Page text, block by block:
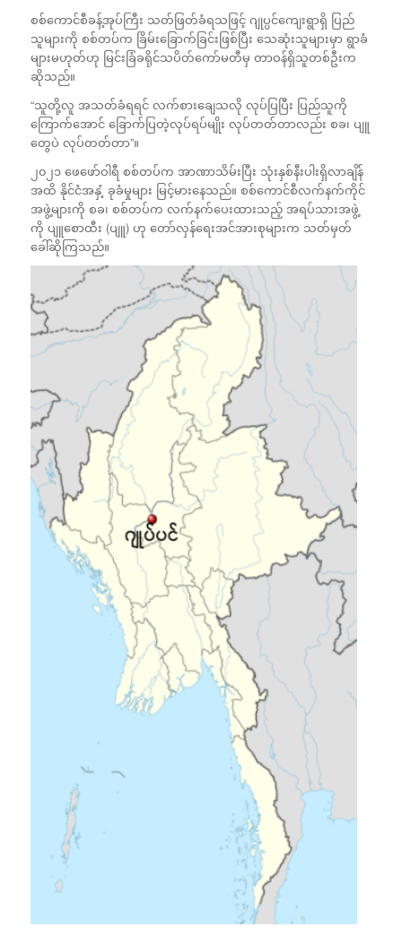
စစ်ကောင်စီခန့်အုပ်ကြီး သတ်ဖြတ်ခံရသဖြင့် ဂျုပ္ပင်ကျေးရွာရှိ ပြည်
သူများကို စစ်တပ်က ခြိမ်းခြောက်ခြင်းဖြစ်ပြီး သေဆုံးသူများမှာ ရွာခံ
များမဟုတ်ဟု မြင်းခြံခရိုင်သပိတ်ကော်မတီမှ တာဝန်ရှိသူတစ်ဦးက
ဆိုသည်။
“သူတို့လူ အသတ်ခံရရင် လက်စားချေသလို လုပ်ပြပြီး ပြည်သူကို
ကြောက်အောင် ခြောက်ပြတဲ့လုပ်ရပ်မျိုး လုပ်တတ်တာလည်း စခ၊ ပျူ
တွေပဲ လုပ်တတ်တာ”။
၂၀၂၁ ဖေဖော်ဝါရီ စစ်တပ်က အာဏာသိမ်းပြီး သုံးနှစ်နီးပါးရှိလာချိန်
အထိ နိုင်ငံအနှံ့ ခုခံမှုများ မြင့်မားနေသည်။ စစ်ကောင်စီလက်နက်ကိုင်
အဖွဲ့များကို စခ၊ စစ်တပ်က လက်နက်ပေးထားသည့် အရပ်သားအဖွဲ့
ကို ပျူစောထီး (ပျူ) ဟု တော်လှန်ရေးအင်အားစုများက သတ်မှတ်
ခေါ်ဆိုကြသည်။